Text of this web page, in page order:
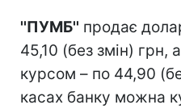
''ПУМБ'' продає
45,10 (без змін) грн,
курсом – по 44,90
касах банку можна